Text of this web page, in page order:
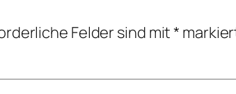
Felder sind mit*